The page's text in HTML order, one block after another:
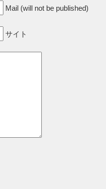
Mail (will not be published)
サイト